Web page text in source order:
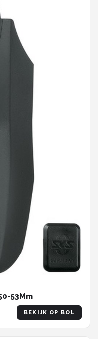
53Mm
BEKIJK OP BOL